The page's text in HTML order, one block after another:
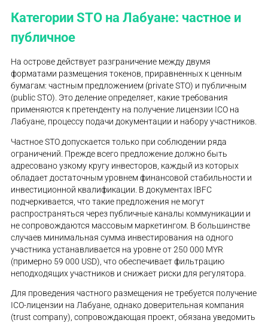
Категории STO на Лабуане: частное и
публичное
На острове действует разграничение между двумя
форматами размещения токенов, приравненных к ценным
бумагам: частным предложением (private STO) и публичным
(public STO). Это деление определяет, какие требования
применяются к претенденту на получение лицензии ICO на
Лабуане, процессу подачи документации и набору участников.
Частное STO допускается только при соблюдении ряда
ограничений. Прежде всего предложение должно быть
адресовано узкому кругу инвесторов, каждый из которых
обладает достаточным уровнем финансовой стабильности и
инвестиционной квалификации. В документах IBFC
подчеркивается, что такие предложения не могут
распространяться через публичные каналы коммуникации и
не сопровождаются массовым маркетингом. В большинстве
случаев минимальная сумма инвестирования на одного
участника устанавливается на уровне от 250 000 MYR
(примерно 59 000 USD), что обеспечивает фильтрацию
неподходящих участников и снижает риски для регулятора.
Для проведения частного размещения не требуется получение
ICO-лицензии на Лабуане, однако доверительная компания
(trust company), сопровождающая проект, обязана уведомить